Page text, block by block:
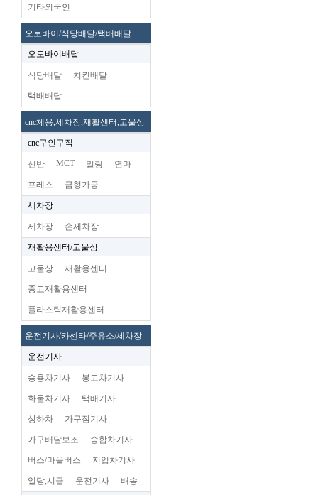
기타외국인
오토바이/식당배달/택배배달
오토바이배달
식당배달 치킨배달
택배배달
cnc체용,세차장,재활센터,고물상
cnc구인구직
선반 MCT 밀링 연마
프레스 금형가공
세차장
세차장 손세차장
재활용센터/고물상
고물상 재활용센터
중고재활용센터
플라스틱재활용센터
운전기사/카센타/주유소/세차장
운전기사
승용차기사 봉고차기사
화물차기사 택배기사
상하차 가구점기사
가구배달보조 승합차기사
버스/마을버스 지입차기사
일당,시급 운전기사 배송